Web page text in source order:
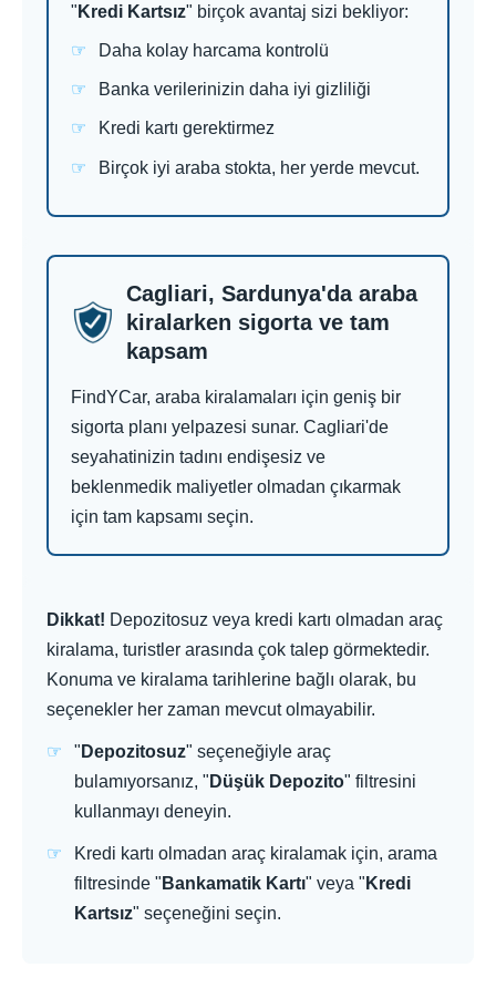
" Kredi Kartsız" birçok avantaj sizi bekliyor:
Daha kolay harcama kontrolü
Banka verilerinizin daha iyi gizliliği
Kredi kartı gerektirmez
Birçok iyi araba stokta, her yerde mevcut.
Cagliari, Sardunya'da araba
kiralarken sigorta ve tam
kapsam
FindYCar, araba kiralamaları için geniş bir
sigorta planı yelpazesi sunar. Cagliari'de
seyahatinizin tadını endişesiz ve
beklenmedik maliyetler olmadan çıkarmak
için tam kapsamı seçin.
Dikkat! Depozitosuz veya kredi kartı olmadan araç
kiralama, turistler arasında çok talep görmektedir.
Konuma ve kiralama tarihlerine bağlı olarak, bu
seçenekler her zaman mevcut olmayabilir.
" Depozitosuz" seçeneğiyle araç
bulamıyorsanız, " Düşük Depozito" filtresini
kullanmayı deneyin.
Kredi kartı olmadan araç kiralamak için, arama
filtresinde " Bankamatik Kartı" veya " Kredi
Kartsız" seçeneğini seçin.